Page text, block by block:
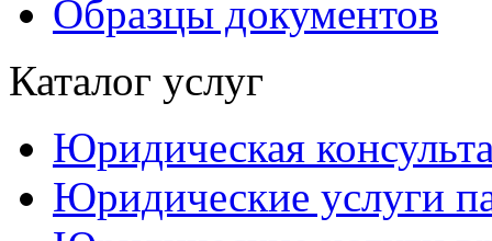
Образцы документов
Каталог услуг
Юридическая
Юридические услуги